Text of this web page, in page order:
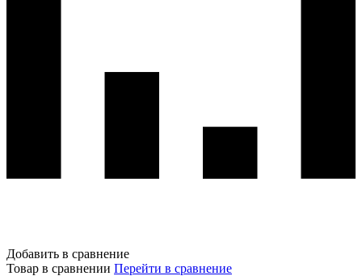
Добавить в сравнение
Товар в сравнении Перейти в сравнение